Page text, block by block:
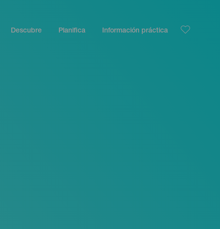
Descubre Planifica Información práctica